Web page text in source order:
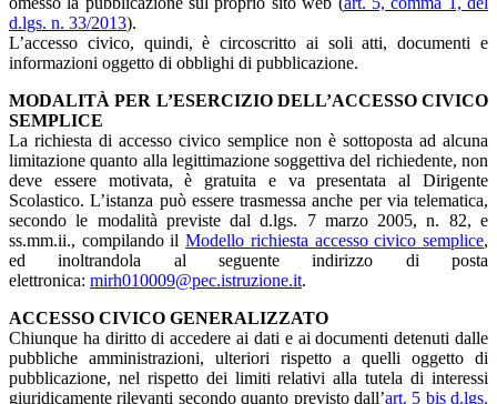
d.lgs. n. 33/2013).
L’accesso civico, quindi, è circoscritto ai soli atti, documenti e
informazioni oggetto di obblighi di pubblicazione.
MODALITÀ PER L’ESERCIZIO DELL’ACCESSO CIVICO
SEMPLICE
La richiesta di accesso civico semplice non è sottoposta ad alcuna
limitazione quanto alla legittimazione soggettiva del richiedente, non
deve essere motivata, è gratuita e va presentata al Dirigente
Scolastico. L’istanza può essere trasmessa anche per via telematica,
secondo le modalità previste dal d.lgs. 7 marzo 2005, n. 82, e
ss.mm.ii., compilando ilModello richiesta accesso civico semplice,
ed inoltrandola al seguente indirizzo di posta
elettronica: mirh010009@pec.istruzione.it.
ACCESSO CIVICO GENERALIZZATO
Chiunque ha diritto di accedere ai dati e ai documenti detenuti dalle
pubbliche amministrazioni, ulteriori rispetto a quelli oggetto di
pubblicazione, nel rispetto dei limiti relativi alla tutela di interessi
giuridicamente rilevanti secondo quanto previsto dall’art. 5 bis d.lgs.